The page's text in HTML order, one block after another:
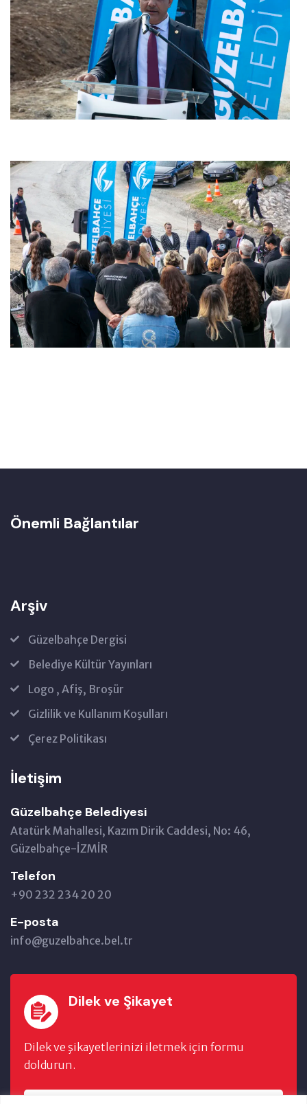
Önemli Bağlantılar
Arşiv
Güzelbahçe Dergisi
Belediye Kültür Yayınları
Logo , Afiş, Broşür
Gizlilik ve Kullanım Koşulları
Çerez Politikası
İletişim
Güzelbahçe Belediyesi
Atatürk Mahallesi, Kazım Dirik Caddesi, No: 46,
Güzelbahçe-İZMİR
Telefon
+90 232 234 20 20
E-posta
info@guzelbahce.bel.tr
Dilek ve Şikayet
Dilek ve şikayetlerinizi iletmek için formu
doldurun.